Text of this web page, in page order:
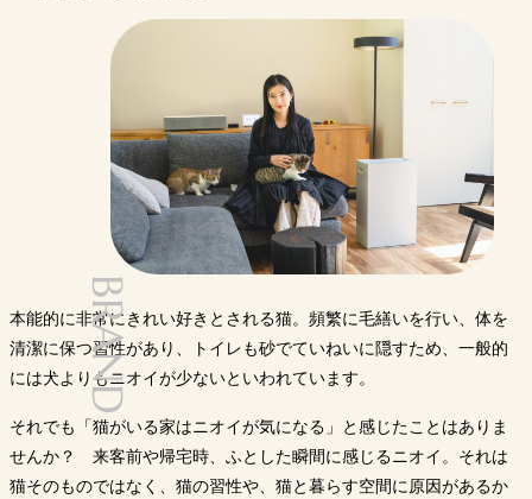
BRAND
本能的に非常にきれい好きとされる猫。頻繁に毛繕いを行い、体を
清潔に保つ習性があり、トイレも砂でていねいに隠すため、一般的
には犬よりもニオイが少ないといわれています。
それでも「猫がいる家はニオイが気になる」と感じたことはありま
せんか？ 来客前や帰宅時、ふとした瞬間に感じるニオイ。それは
猫そのものではなく、猫の習性や、猫と暮らす空間に原因があるか